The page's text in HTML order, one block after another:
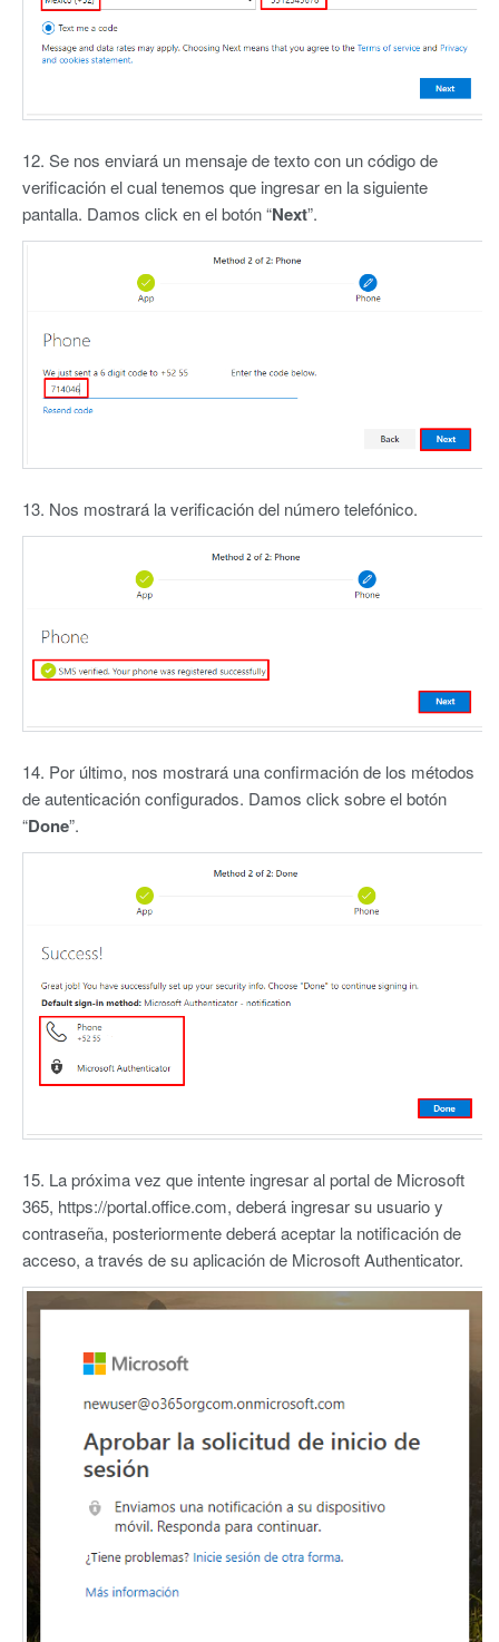
12. Se nos enviará un mensaje de texto con un código de
verificación el cual tenemos que ingresar en la siguiente
pantalla. Damos click en el botón “Next”.
13. Nos mostrará la verificación del número telefónico.
14. Por último, nos mostrará una confirmación de los métodos
de autenticación configurados. Damos click sobre el botón
“Done”.
15. La próxima vez que intente ingresar al portal de Microsoft
365, https://portal.office.com, deberá ingresar su usuario y
contraseña, posteriormente deberá aceptar la notificación de
acceso, a través de su aplicación de Microsoft Authenticator.